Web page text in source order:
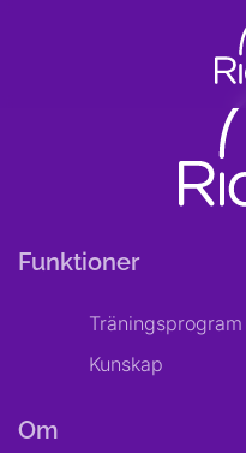
Funktioner
Träningsprogram
Kunskap
Om